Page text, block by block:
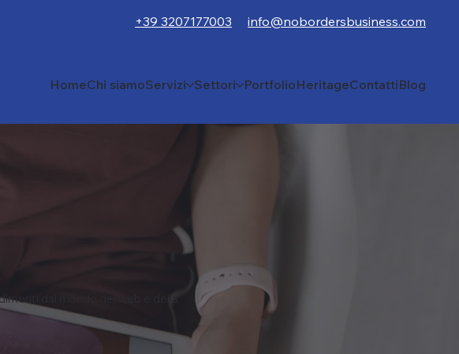
+39 3207177003 info@nobordersbusiness.com
HomeChi siamoServizi Settori PortfolioHeritageContattiBlog
dal mondo del web e della